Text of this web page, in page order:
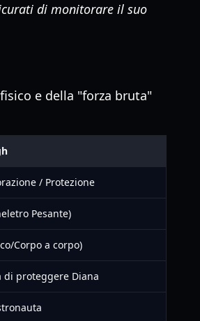
di monitorare il suo
e della "forza bruta"
/ Protezione
Pesante)
Corpo a corpo)
di proteggere Diana